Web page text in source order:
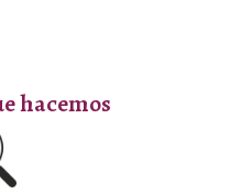
hacemos